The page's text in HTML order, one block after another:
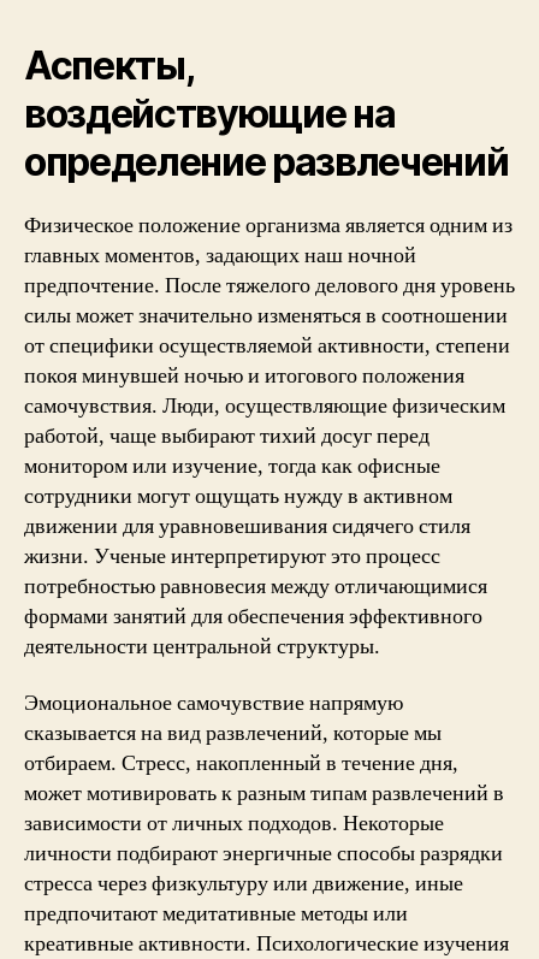
Аспекты,
воздействующие на
определение развлечений
Физическое положение организма является одним из
главных моментов, задающих наш ночной
предпочтение. После тяжелого делового дня уровень
силы может значительно изменяться в соотношении
от специфики осуществляемой активности, степени
покоя минувшей ночью и итогового положения
самочувствия. Люди, осуществляющие физическим
работой, чаще выбирают тихий досуг перед
монитором или изучение, тогда как офисные
сотрудники могут ощущать нужду в активном
движении для уравновешивания сидячего стиля
жизни. Ученые интерпретируют это процесс
потребностью равновесия между отличающимися
формами занятий для обеспечения эффективного
деятельности центральной структуры.
Эмоциональное самочувствие напрямую
сказывается на вид развлечений, которые мы
отбираем. Стресс, накопленный в течение дня,
может мотивировать к разным типам развлечений в
зависимости от личных подходов. Некоторые
личности подбирают энергичные способы разрядки
стресса через физкультуру или движение, иные
предпочитают медитативные методы или
креативные активности. Психологические изучения